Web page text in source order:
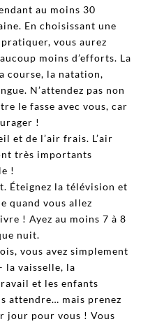
au moins 30
En choisissant une
vous aurez
moins d’efforts. La
course, la natation,
N’attendez pas non
le fasse avec vous, car
!
et de l’air frais. L’air
très importants
!
Éteignez la télévision et
quand vous allez
! Ayez au moins 7 à 8
nuit.
vous avez simplement
la vaisselle, la
et les enfants
attendre… mais prenez
jour pour vous ! Vous